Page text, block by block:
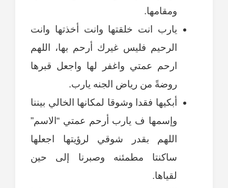
ومقامها.
يارب انت خلقتها وانت أخذتها وانت
الرحيم فليس غيرك أرحم بها، اللهم
ارحم عمتي واغفر لها واجعل قبرها
روضةً من رياض الجنه يارب.
أبكيها فقدا وشوقا لمكانها الخالي بيننا
وإسمها ف يارب أرحم عمتي “الاسم”
اللهم بقدر شوقي لرؤيتها اجعلها
ساكنتا مطمئنه وصبرنا إلى حين
لقياها.